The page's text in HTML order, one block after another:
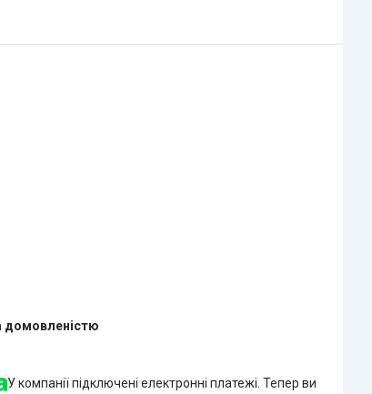
домовленістю
У компанії підключені електронні платежі. Тепер ви